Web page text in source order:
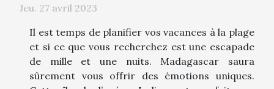
Jeu. 27 avril 2023
Il est temps de planifier vos vacances à la plage
et si ce que vous recherchez est une escapade
de mille et une nuits. Madagascar saura
sûrement vous offrir des émotions uniques.